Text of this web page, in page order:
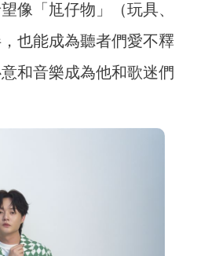
像「尪仔物」（玩具、
也能成為聽者們愛不釋
和音樂成為他和歌迷們